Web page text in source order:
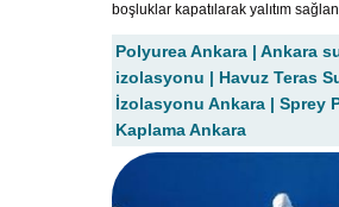
boşluklar kapatılarak yalıtım
Polyurea Ankara | Ankara
izolasyonu | Havuz Teras
İzolasyonu Ankara | Sprey
Kaplama Ankara